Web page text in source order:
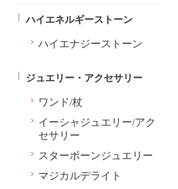
ハイエネルギーストーン
ハイエナジーストーン
ジュエリー・アクセサリー
ワンド/杖
イーシャジュエリー/アク
セサリー
スターボーンジュエリー
マジカルデライト